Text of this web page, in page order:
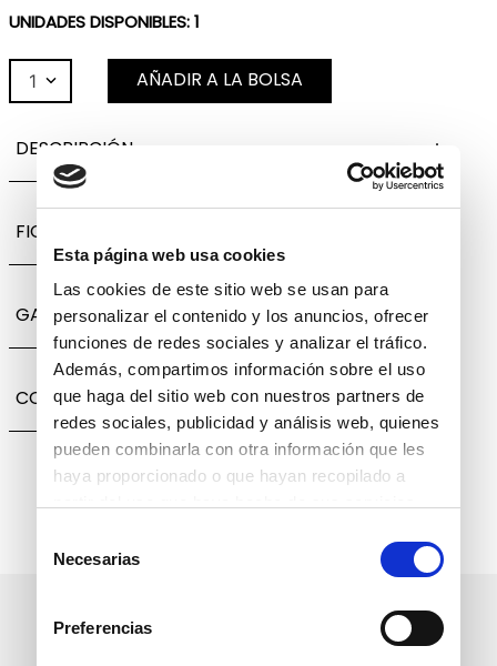
Esta página web usa cookies
Las cookies de este sitio web se usan para
personalizar el contenido y los anuncios, ofrecer
funciones de redes sociales y analizar el tráfico.
Además, compartimos información sobre el uso
que haga del sitio web con nuestros partners de
redes sociales, publicidad y análisis web, quienes
pueden combinarla con otra información que les
haya proporcionado o que hayan recopilado a
deNecesarias
Preferencias
UNIDADES DISPONIBLES:1
1 AÑADIR A LA BOLSA
DESCRIPCIÓN
FICHA TÉCNICA
GARANTÍA, CAMBIOS Y DEVOLUCIONES
COMPARTIR
Suscríbete a nuestro boletín